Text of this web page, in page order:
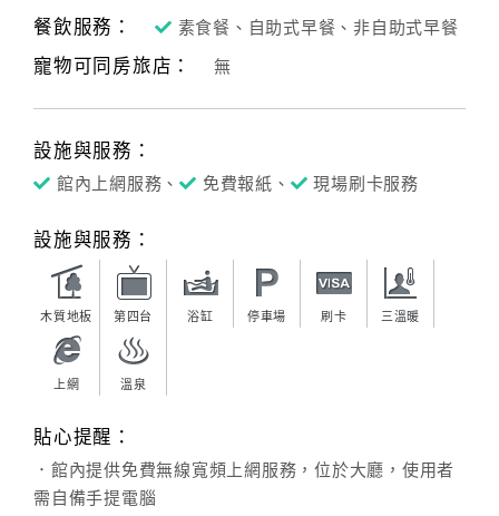
餐飲服務：
素食餐、自助式早餐、非自助式早餐
寵物可同房旅店： 無
設施與服務：
館內上網服務、 免費報紙、 現場刷卡服務
設施與服務：
木質地板 第四台 浴缸 停車場 刷卡 三溫暖
上網 溫泉
貼心提醒：
．館內提供免費無線寬頻上網服務，位於大廳，使用者
需自備手提電腦